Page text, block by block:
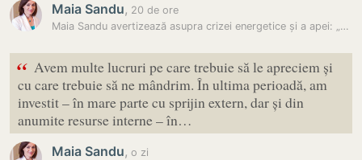
Maia Sandu, 20 de ore
Maia Sandu avertizează asupra crizei energetice și a apei: „Nu există…
“ Avem multe lucruri pe care trebuie să le apreciem și
cu care trebuie să ne mândrim. În ultima perioadă, am
investit – în mare parte cu sprijin extern, dar și din
anumite resurse interne – în…
Maia Sandu, o zi